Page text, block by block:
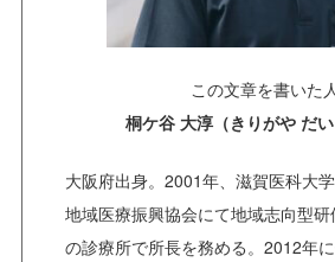
この文章を書いた人
桐ケ谷 大淳（きりがや だい
大阪府出身。2001年、滋賀医科大
地域医療振興協会にて地域志向型
の診療所で所長を務める。2012年